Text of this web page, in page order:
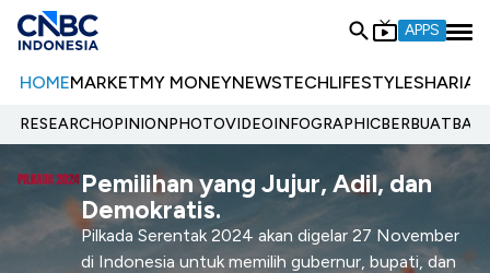
APPS
HOMEMARKETMY MONEYNEWSTECHLIFESTYLESHARIA
RESEARCHOPINIONPHOTOVIDEOINFOGRAPHIC
Pemilihan yang Jujur, Adil, dan
Demokratis.
Pilkada Serentak 2024 akan digelar 27 November
di Indonesia untuk memilih gubernur, bupati, dan